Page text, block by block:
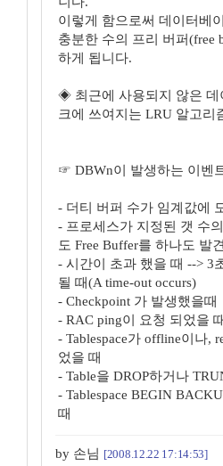
이렇게 함으로써 데이터베
충분한 수의 프리 버퍼(free
하게 됩니다.
◈ 최근에 사용되지 않은 데
크에 쓰여지는 LRU 알고리
☞ DBWn이 발생하는 이벤
- 더티 버퍼 수가 임계값에
- 프로세스가 지정된 갯 수
도 Free Buffer를 하나도 발
- 시간이 초과 했을 때 --> 3
될 때(A time-out occurs)
- Checkpoint 가 발생했을때
- RAC ping이 요청 되었을 때
- Tablespace가 offline이나,
었을 때
- Table을 DROP하거나
- Tablespace BEGIN
때
by 손님 [2008.12.22 17:14:53]